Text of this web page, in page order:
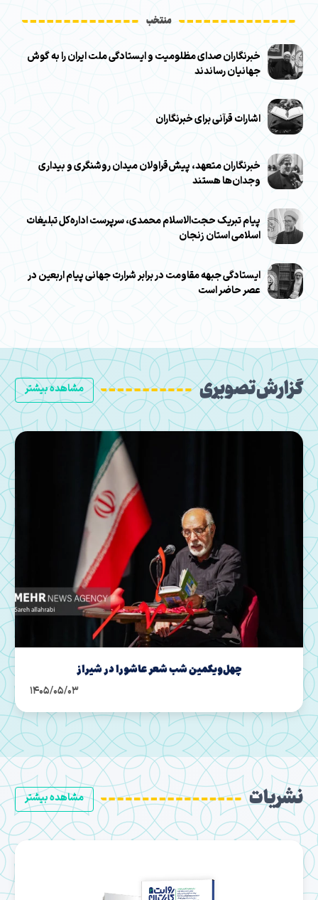
منتخب
خبرنگاران صدای مظلومیت و ایستادگی ملت ایران را به گوش
جهانیان رساندند
اشارات قرآنی برای خبرنگاران
خبرنگاران متعهد، پیش‌قراولان میدان روشنگری و بیداری
وجدان‌ها هستند
پیام تبریک حجت‌الاسلام محمدی، سرپرست اداره‌کل تبلیغات
اسلامی استان زنجان
ایستادگی جبهه مقاومت در برابر شرارت جهانی پیام اربعین در
عصر حاضر است
مشاهده بیشتر گزارش تصویری
«کشتی سفینه‌النجاه»؛ نماد عاشورا در شیراز
1405/04/31
مشاهده بیشتر نشریات